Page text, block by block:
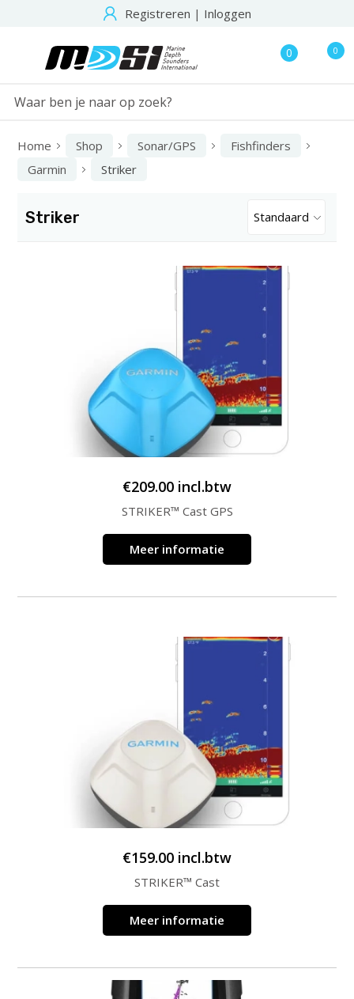
Registreren | Inloggen
0 0
Home Shop Sonar/GPS
Fishfinders
Garmin
Striker
Striker Standaard
€209.00 incl.btw
STRIKER™ Cast GPS
Meer informatie
€159.00 incl.btw
STRIKER™ Cast
Meer informatie